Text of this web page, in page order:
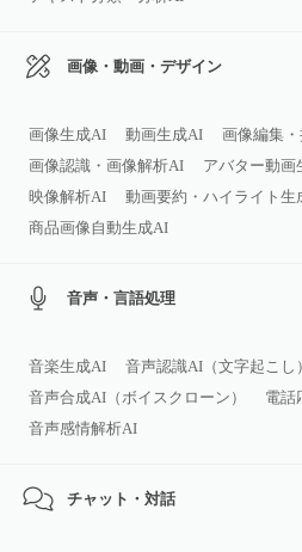
画像・動画・デザイン
画像生成AI 動画生成AI
画像編集
画像認識・画像解析AI
アバター動画
映像解析AI
動画要約・ハイライト生
商品画像自動生成AI
音声・言語処理
音楽生成AI 音声認識AI（文字起こし）
音声合成AI（ボイスクローン）
電話
音声感情解析AI
チャット・対話